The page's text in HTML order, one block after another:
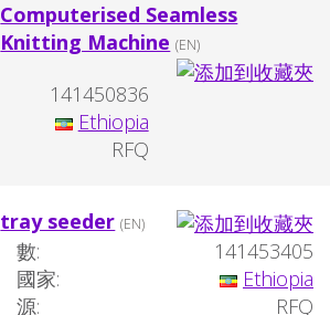
Computerised Seamless
Knitting Machine (EN)
141450836
Ethiopia
RFQ
tray seeder (EN)
數:
141453405
國家:
Ethiopia
源:
RFQ